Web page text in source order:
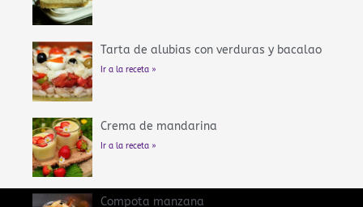
Tarta de alubias con verduras y bacalao
Ir a la receta »
Crema de mandarina
Ir a la receta »
Compota manzana